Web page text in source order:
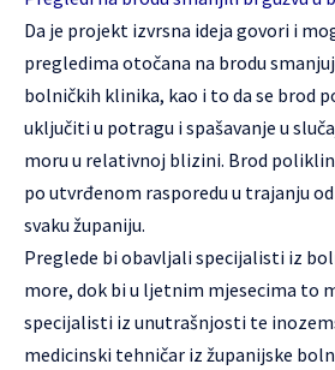
Da je projekt izvrsna ideja govori i
pregledima otočana na brodu
bolničkih klinika, kao i to da se brod
uključiti u potragu i spašavanje u
moru u relativnoj blizini. Brod
po utvrđenom rasporedu u trajanju
svaku županiju.
Preglede bi obavljali specijalisti iz
more, dok bi u ljetnim mjesecima to
specijalisti iz unutrašnjosti te
medicinski tehničar iz županijske